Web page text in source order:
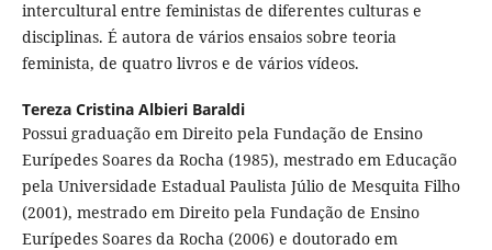
intercultural entre feministas de diferentes culturas e
disciplinas. É autora de vários ensaios sobre teoria
feminista, de quatro livros e de vários vídeos.
Tereza Cristina Albieri Baraldi
Possui graduação em Direito pela Fundação de Ensino
Eurípedes Soares da Rocha (1985), mestrado em Educação
pela Universidade Estadual Paulista Júlio de Mesquita Filho
(2001), mestrado em Direito pela Fundação de Ensino
Eurípedes Soares da Rocha (2006) e doutorado em